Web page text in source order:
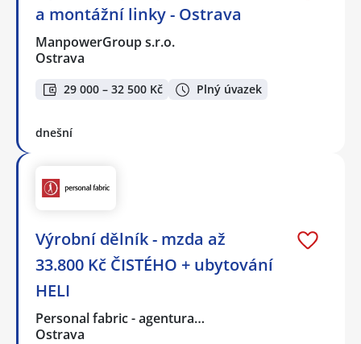
a montážní linky - Ostrava
ManpowerGroup s.r.o.
Ostrava
29 000 – 32 500 Kč Plný úvazek
dnešní
Výrobní dělník - mzda až
33.800 Kč ČISTÉHO + ubytování
HELI
Personal fabric - agentura…
Ostrava